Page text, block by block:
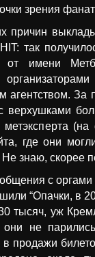
зрения
причин
так
от имени
агентством.
где они
знаю, скорее
с
“Опачки, в
тысяч, уж
не
в продажи